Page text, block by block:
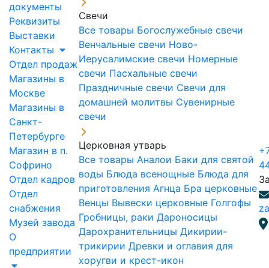
документы
Реквизиты
Выставки
Контакты
Отдел продаж
Магазины в
Москве
Магазины в
Санкт-
Петербурге
Магазин в п.
Софрино
Отдел кадров
Отдел
снабжения
Музей завода
О
предприятии
Свечи
Все товары Богослужебные свечи
Венчальные свечи Ново-
Иерусалимские свечи Номерные
свечи Пасхальные свечи
Праздничные свечи Свечи для
домашней молитвы Сувенирные
свечи
Церковная утварь
Все товары Аналои Баки для святой
воды Блюда всенощные Блюда для
приготовления Агнца Бра церковные
Венцы Вывески церковные Голгофы
Гробницы, раки Дароносицы
Дарохранительницы Дикирии-
трикирии Древки и оглавия для
хоругви и крест-икон